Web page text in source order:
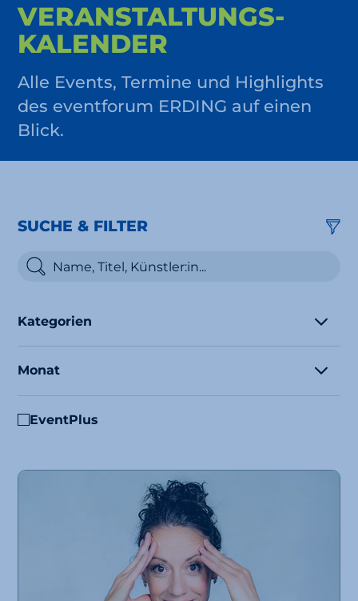
VERAN­STALTUNGS­
KALENDER
Alle Events, Termine und Highlights
des eventforum ERDING auf einen
Blick.
SUCHE & FILTER
Kategorien
Monat
EventPlus